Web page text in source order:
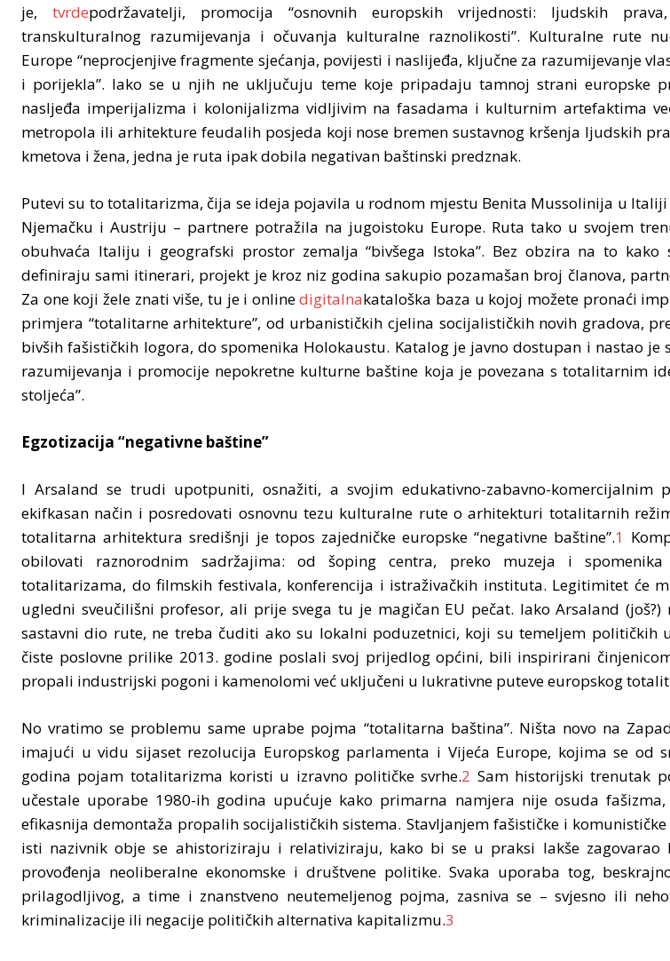
je, tvrdepodržavatelji, promocija “osnovnih europskih vrijednosti: ljudskih
transkulturalnog razumijevanja i očuvanja kulturalne raznolikosti”. Kulturalne rute
Europe “neprocjenjive fragmente sjećanja, povijesti i naslijeđa, ključne za razumijevanje
i porijekla”. Iako se u njih ne uključuju teme koje pripadaju tamnoj strani europske
nasljeđa imperijalizma i kolonijalizma vidljivim na fasadama i kulturnim artefaktima
metropola ili arhitekture feudalih posjeda koji nose bremen sustavnog kršenja ljudskih
kmetova i žena, jedna je ruta ipak dobila negativan baštinski predznak.
Putevi su to totalitarizma, čija se ideja pojavila u rodnom mjestu Benita Mussolinija u Italiji
Njemačku i Austriju – partnere potražila na jugoistoku Europe. Ruta tako u svojem
obuhvaća Italiju i geografski prostor zemalja “bivšega Istoka”. Bez obzira na to kako
definiraju sami itinerari, projekt je kroz niz godina sakupio pozamašan broj članova,
Za one koji žele znati više, tu je i onlinedigitalnakataloška baza u kojoj možete pronaći
primjera “totalitarne arhitekture”, od urbanističkih cjelina socijalističkih novih gradova,
bivših fašističkih logora, do spomenika Holokaustu. Katalog je javno dostupan i nastao je
razumijevanja i promocije nepokretne kulturne baštine koja je povezana s totalitarnim
stoljeća”.
Egzotizacija “negativne baštine”
I Arsaland se trudi upotpuniti, osnažiti, a svojim edukativno-zabavno-komercijalnim
ekifkasan način i posredovati osnovnu tezu kulturalne rute o arhitekturi totalitarnih
totalitarna arhitektura središnji je topos zajedničke europske “negativne baštine”.1
obilovati raznorodnim sadržajima: od šoping centra, preko muzeja i
totalitarizama, do filmskih festivala, konferencija i istraživačkih instituta. Legitimitet će
ugledni sveučilišni profesor, ali prije svega tu je magičan EU pečat. Iako Arsaland
sastavni dio rute, ne treba čuditi ako su lokalni poduzetnici, koji su temeljem političkih
čiste poslovne prilike 2013. godine poslali svoj prijedlog općini, bili inspirirani
propali industrijski pogoni i kamenolomi već uključeni u lukrativne puteve europskog
No vratimo se problemu same uprabe pojma “totalitarna baština”. Ništa novo na
imajući u vidu sijaset rezolucija Europskog parlamenta i Vijeća Europe, kojima se od
godina pojam totalitarizma koristi u izravno političke svrhe.2 Sam historijski trenutak
učestale uporabe 1980-ih godina upućuje kako primarna namjera nije osuda
efikasnija demontaža propalih socijalističkih sistema. Stavljanjem fašističke i
isti nazivnik obje se ahistoriziraju i relativiziraju, kako bi se u praksi lakše zagovarao
provođenja neoliberalne ekonomske i društvene politike. Svaka uporaba tog,
prilagodljivog, a time i znanstveno neutemeljenog pojma, zasniva se – svjesno ili
kriminalizacije ili negacije političkih alternativa kapitalizmu.3